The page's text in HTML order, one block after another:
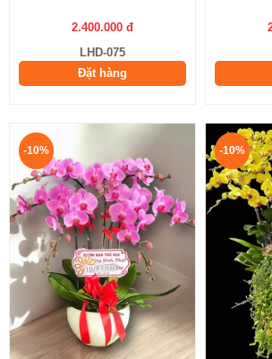
2.400.000 đ
LHD-075
Đặt hàng
-10% -10%